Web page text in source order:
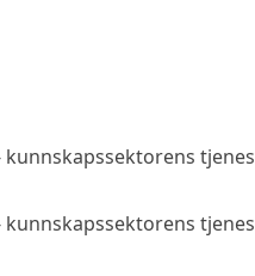
kunnskapssektorens
kunnskapssektorens